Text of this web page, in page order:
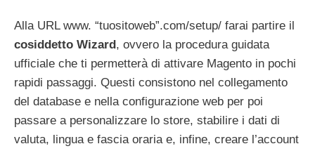
Alla URL www. “tuositoweb”.com/setup/ farai partire il
cosiddetto Wizard, ovvero la procedura guidata
ufficiale che ti permetterà di attivare Magento in pochi
rapidi passaggi. Questi consistono nel collegamento
del database e nella configurazione web per poi
passare a personalizzare lo store, stabilire i dati di
valuta, lingua e fascia oraria e, infine, creare l’account